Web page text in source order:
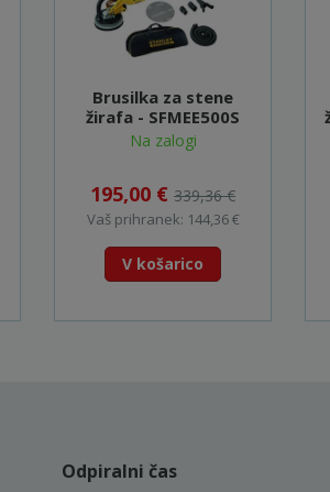
Brusilka za stene
žirafa - SFMEE500S
Na zalogi
195,00 € 339,36 €
Vaš prihranek: 144,36 €
V košarico
Odpiralni čas